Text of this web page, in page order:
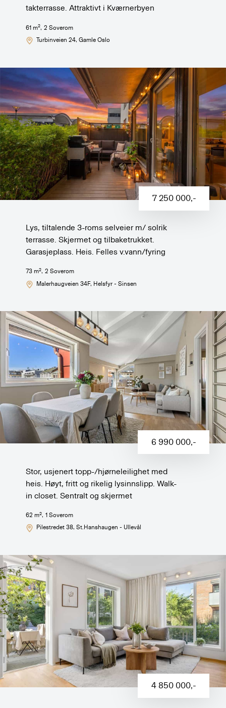
takterrasse. Attraktivt i Kværnerbyen
61 m2, 2 Soverom
Turbinveien 24, Gamle Oslo
7 250 000,-
Lys, tiltalende 3-roms selveier m/ solrik
terrasse. Skjermet og tilbaketrukket.
Garasjeplass. Heis. Felles v.vann/fyring
73 m2, 2 Soverom
Malerhaugveien 34F, Helsfyr - Sinsen
6 990 000,-
Stor, usjenert topp-/hjørneleilighet med
heis. Høyt, fritt og rikelig lysinnslipp. Walk-
in closet. Sentralt og skjermet
62 m2, 1 Soverom
Pilestredet 38, St.Hanshaugen - Ullevål
4 850 000,-